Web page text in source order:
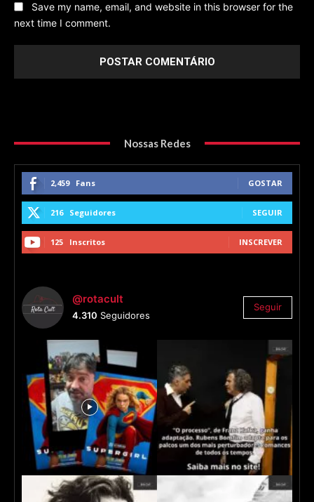
Save my name, email, and website in this browser for the
next time I comment.
Nossas Redes
2,459 Fans GOSTAR
216 Seguidores SEGUIR
125 Inscritos INSCREVER
@rotacult
4.310 Seguidores
Seguir